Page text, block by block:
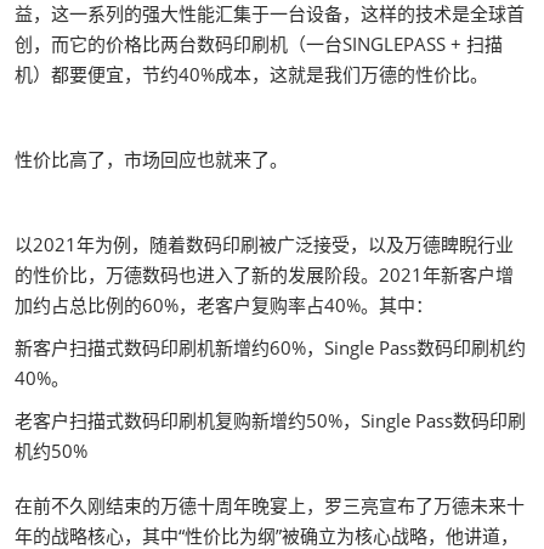
益，这一系列的强大性能汇集于一台设备，这样的技术是全球首
创，而它的价格比两台数码印刷机（一台SINGLEPASS + 扫描
机）都要便宜，节约40%成本，这就是我们万德的性价比。
性价比高了，市场回应也就来了。
以2021年为例，随着数码印刷被广泛接受，以及万德睥睨行业
的性价比，万德数码也进入了新的发展阶段。2021年新客户增
加约占总比例的60%，老客户复购率占40%。其中：
新客户扫描式数码印刷机新增约60%，Single Pass数码印刷机约
40%。
老客户扫描式数码印刷机复购新增约50%，Single Pass数码印刷
机约50%
在前不久刚结束的万德十周年晚宴上，罗三亮宣布了万德未来十
年的战略核心，其中“性价比为纲”被确立为核心战略，他讲道，